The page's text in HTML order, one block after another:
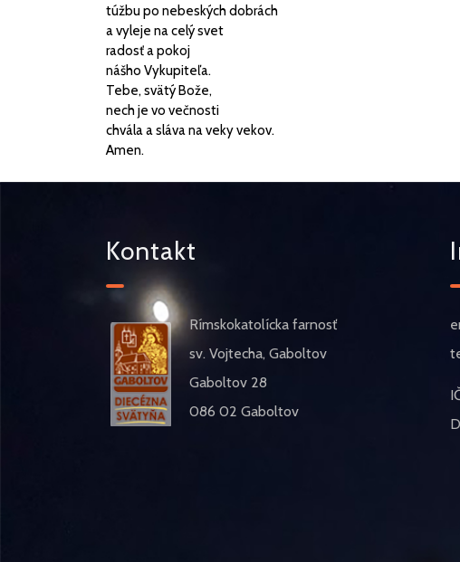
túžbu po nebeských dobrách
a vyleje na celý svet
radosť a pokoj
nášho Vykupiteľa.
Tebe, svätý Bože,
nech je vo večnosti
chvála a sláva na veky vekov.
Amen.
Kontakt
Rímskokatolícka farnosť
sv. Vojtecha, Gaboltov
Gaboltov 28
086 02 Gaboltov